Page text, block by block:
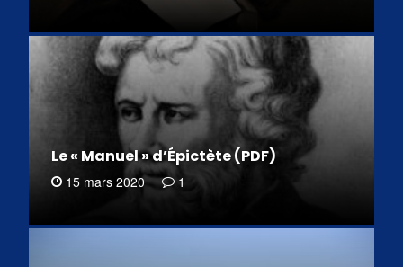
Le « Manuel » d’Épictète (PDF)
15 mars 2020 1